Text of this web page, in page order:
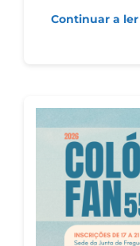
Continuar a ler